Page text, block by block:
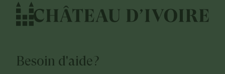
Besoin d'aide?